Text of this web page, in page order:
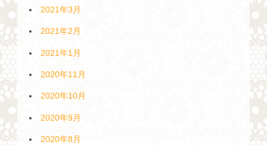
2021年3月
2021年2月
2021年1月
2020年11月
2020年10月
2020年9月
2020年8月